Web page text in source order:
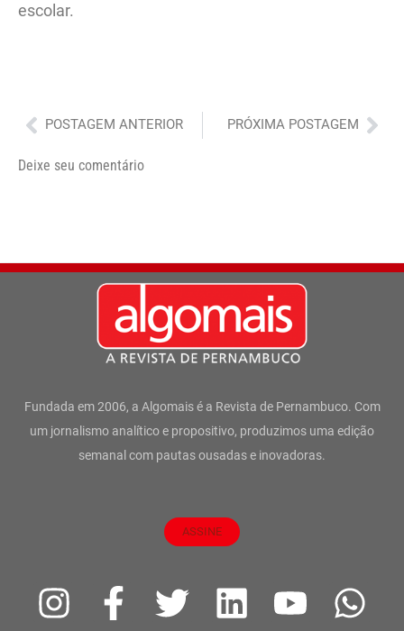
escolar.
Anterior
POSTAGEM ANTERIOR PRÓXIMA POSTAGEM
Deixe seu comentário
Fundada em 2006, a Algomais é a Revista de Pernambuco. Com
um jornalismo analítico e propositivo, produzimos uma edição
semanal com pautas ousadas e inovadoras.
ASSINE
I
F
T
L
Y
W